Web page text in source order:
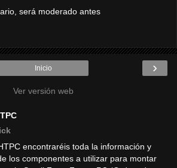
será moderado antes
›
Inicio
Ver versión web
encontraréis toda la información y
los componentes a utilizar para montar